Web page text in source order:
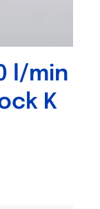
l/min
K